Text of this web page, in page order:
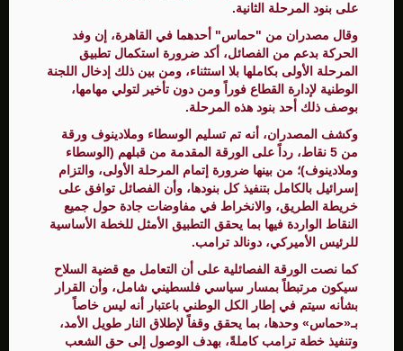
على بنود المرحلة الثانية.
وقال مصدران من "حماس" أحدهما في القاهرة، إن وفد
الحركة بدعم من الفصائل، أكد ضرورة استكمال تطبيق
المرحلة الأولى بكاملها بلا استثناء، ومن بين ذلك إدخال اللجنة
الوطنية لإدارة القطاع فوراً ومن دون تأخير لتولي مهامها،
بوصف ذلك أحد بنود هذه المرحلة.
وكشف المصدران، أنه تم تسليم الوسطاء وملادينوف ورقة
من 5 نقاط، رداً على الورقة المقدمة من قبلهم (الوسطاء
وملادينوف)؛ من بينها ضرورة إتمام المرحلة الأولى، والتزام
إسرائيل بالكامل بتنفيذ كل بنودها، وأن الفصائل توافق على
خريطة الطريق، والانخراط في مفاوضات جادة حول جميع
النقاط الواردة فيها بما يحقق التطبيق الأمثل للخطة الأساسية
للرئيس الأميركي، دونالد ترامب.
كما نصت الورقة الفصائلية على أن التعامل مع قضية السلاح
سيكون مرتبطاً بمسار سياسي فلسطيني شامل، وأن القرار
بشأنه سيتم في إطار الكل الوطني باعتبار أنه ليس خاصاً
بـ«حماس» وحدها، بما يحقق وقفاً لإطلاق النار طويل الأمد،
وتنفيذ خطة ترامب كاملةً، بهدف الوصول إلى حق الشعب